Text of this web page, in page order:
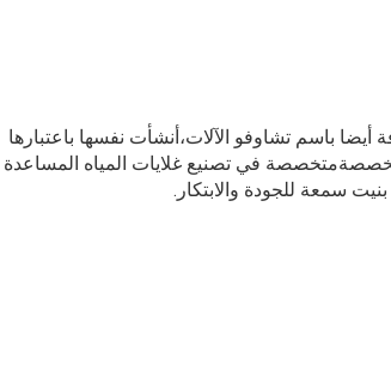
أيضا باسم تشاوفو الآلات،أنشأت نفسها باعتبارها
مع أكثر من 17 عاما من الخبرة المخصصةمتخصصة في تصنيع غلايات المياه المساعدة
سمعة للجودة والابتكار.